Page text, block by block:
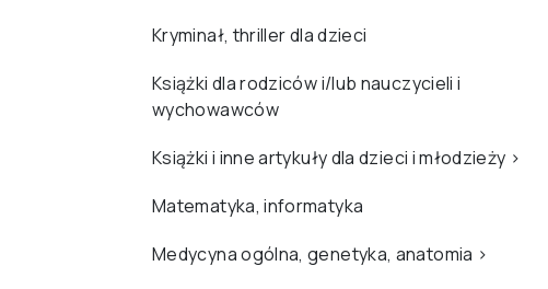
Kryminał, thriller dla dzieci
Książki dla rodziców i/lub nauczycieli i
wychowawców
Książki i inne artykuły dla dzieci i młodzieży ›
Matematyka, informatyka
Medycyna ogólna, genetyka, anatomia ›